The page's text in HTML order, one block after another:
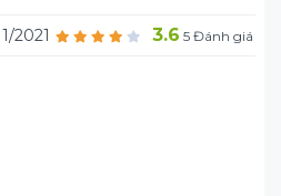
2021 3.6 5 Đánh giá